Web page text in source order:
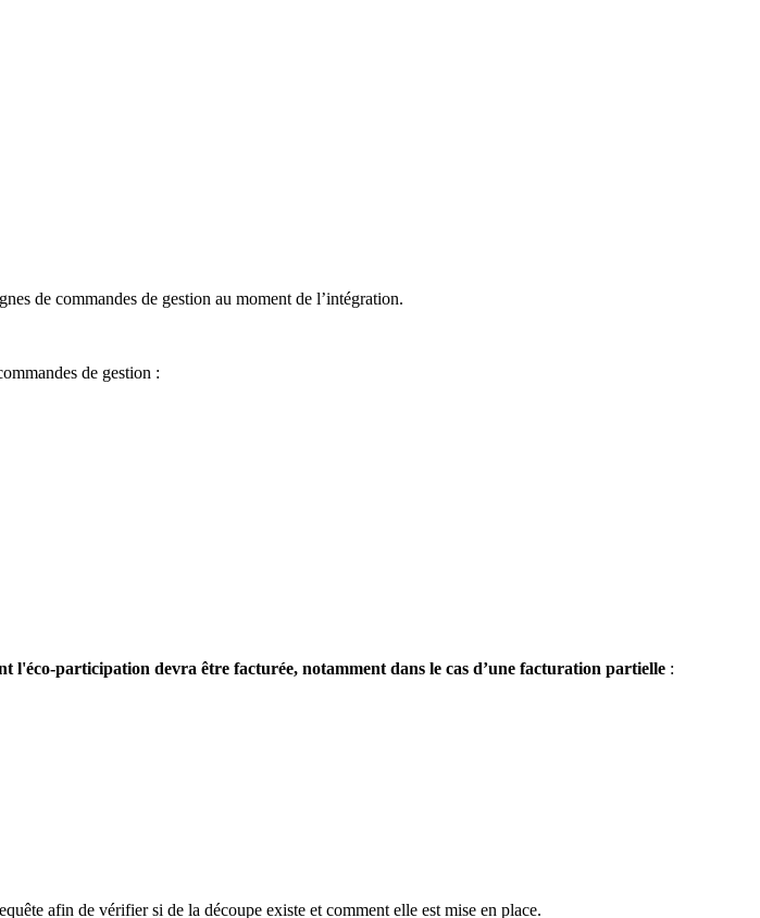
de commandes de gestion au moment de l’intégration.
de gestion :
l'éco-participation devra être facturée, notamment dans le cas d’une facturation partielle :
afin de vérifier si de la découpe existe et comment elle est mise en place.